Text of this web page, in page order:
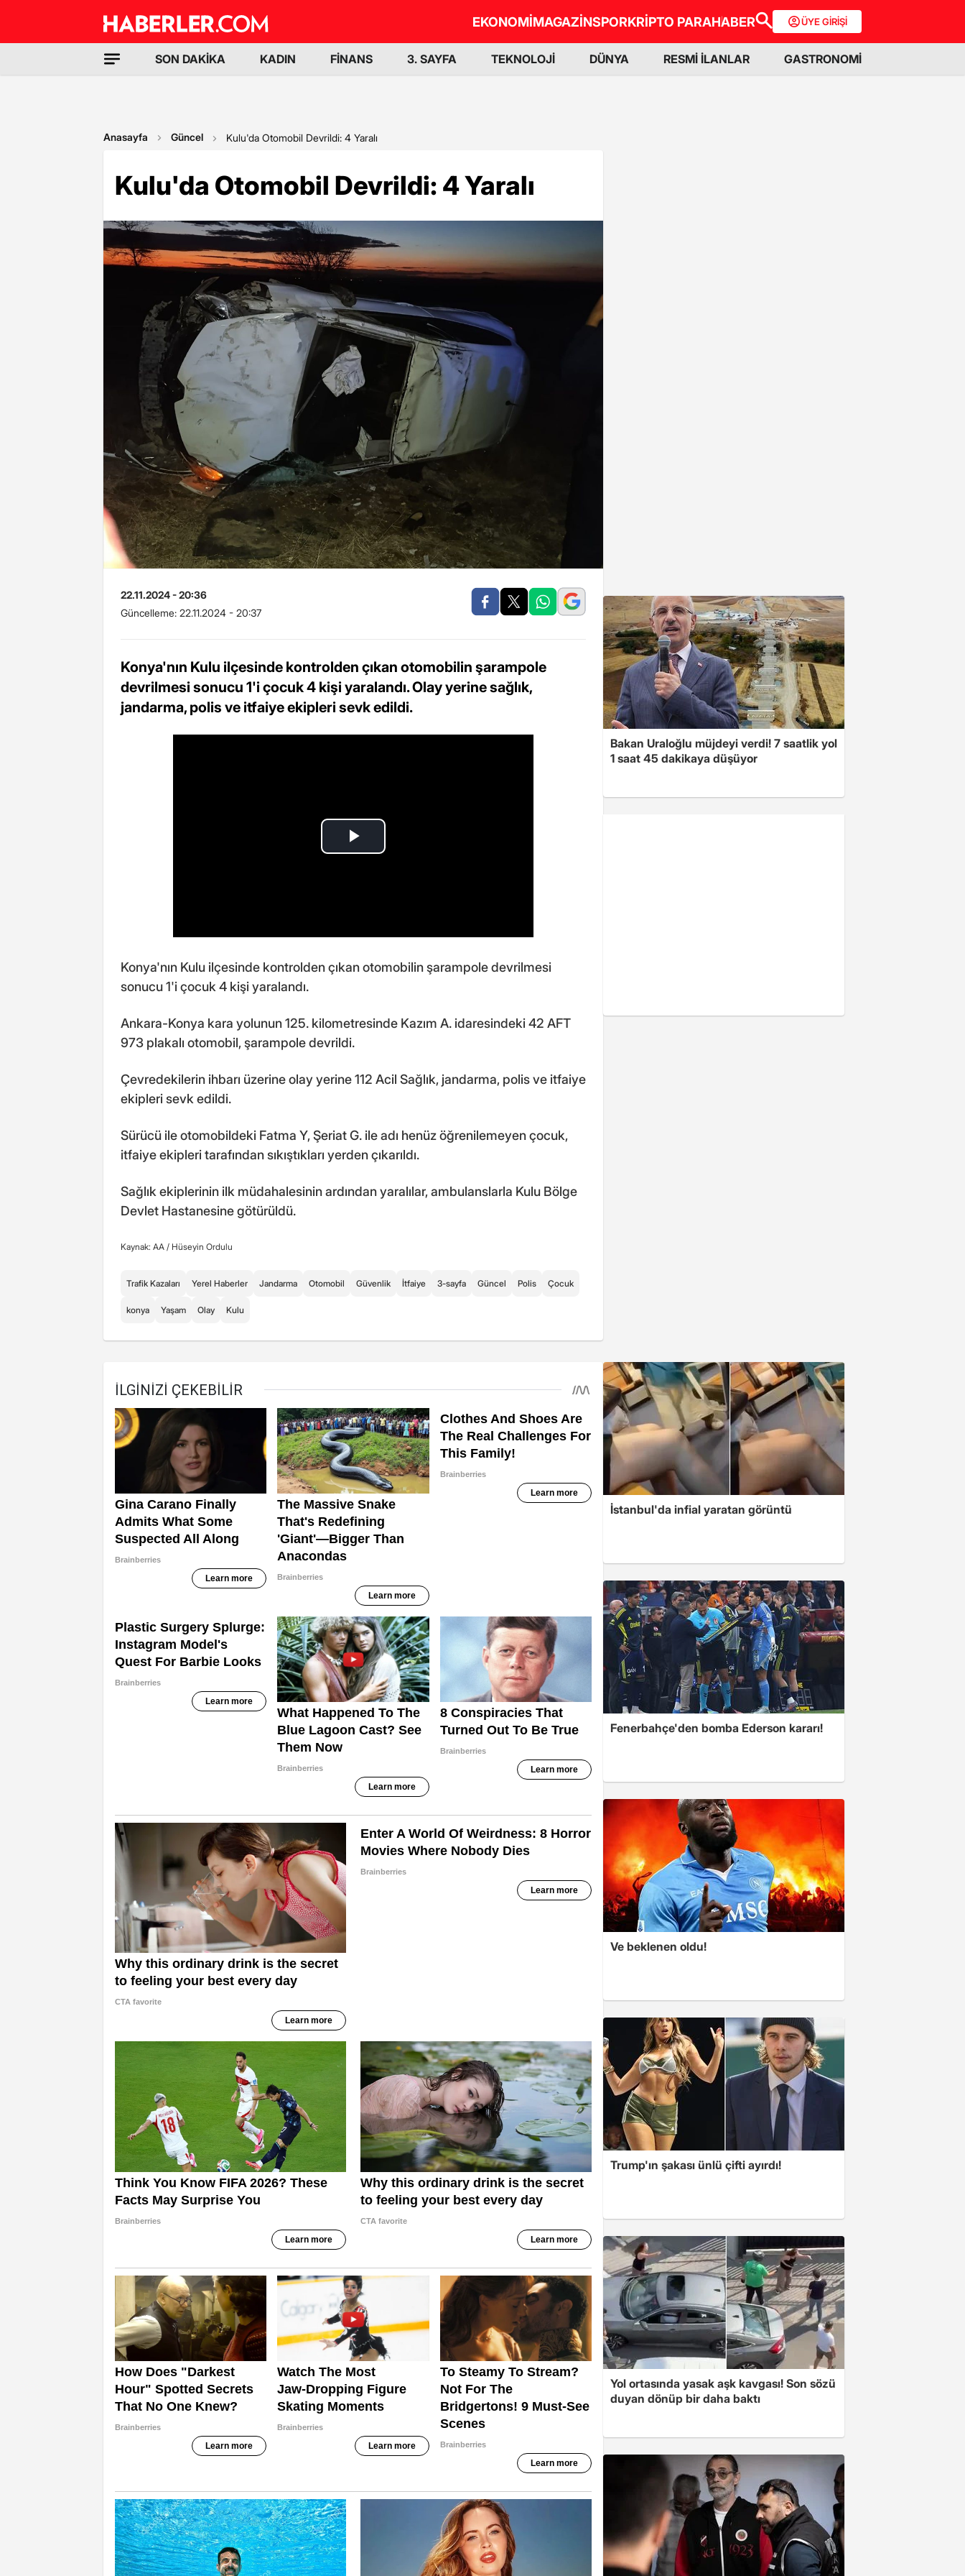
EKONOMİMAGAZİNSPORKRİPTO PARAHABER ÜYE GİRİŞİ
SON DAKİKA KADIN FİNANS 3. SAYFA TEKNOLOJİ DÜNYA RESMİ İLANLAR GASTRONOMİ
Anasayfa Güncel Kulu'da Otomobil Devrildi: 4 Yaralı
Kulu'da Otomobil Devrildi: 4 Yaralı
22.11.2024 - 20:36
Güncelleme: 22.11.2024 - 20:37
Konya'nın Kulu ilçesinde kontrolden çıkan otomobilin şarampole
devrilmesi sonucu 1'i çocuk 4 kişi yaralandı. Olay yerine sağlık,
jandarma, polis ve itfaiye ekipleri sevk edildi.
Konya'nın Kulu ilçesinde kontrolden çıkan otomobilin şarampole devrilmesi
sonucu 1'i çocuk 4 kişi yaralandı.
Ankara-Konya kara yolunun 125. kilometresinde Kazım A. idaresindeki 42 AFT
973 plakalı otomobil, şarampole devrildi.
Çevredekilerin ihbarı üzerine olay yerine 112 Acil Sağlık, jandarma, polis ve itfaiye
ekipleri sevk edildi.
Sürücü ile otomobildeki Fatma Y, Şeriat G. ile adı henüz öğrenilemeyen çocuk,
itfaiye ekipleri tarafından sıkıştıkları yerden çıkarıldı.
Sağlık ekiplerinin ilk müdahalesinin ardından yaralılar, ambulanslarla Kulu Bölge
Devlet Hastanesine götürüldü.
Kaynak: AA / Hüseyin Ordulu
Trafik Kazaları Yerel Haberler Jandarma Otomobil Güvenlik İtfaiye 3-sayfa Güncel Polis Çocuk
konya Yaşam Olay Kulu
Bakan Uraloğlu müjdeyi verdi! 7 saatlik yol
1 saat 45 dakikaya düşüyor
İstanbul'da infial yaratan görüntü
Fenerbahçe'den bomba Ederson kararı!
Ve beklenen oldu!
Trump'ın şakası ünlü çifti ayırdı!
Yol ortasında yasak aşk kavgası! Son sözü
duyan dönüp bir daha baktı